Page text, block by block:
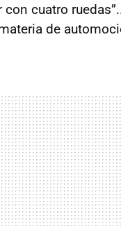
cuatro
de